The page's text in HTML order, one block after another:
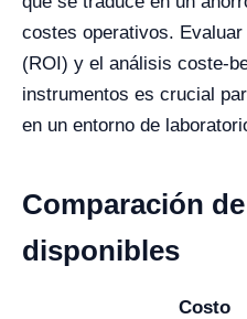
costes operativos.
(ROI) y el análisis coste-
instrumentos es crucial
en un entorno de
Comparación
disponibles
Costo